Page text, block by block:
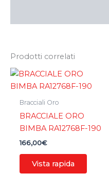
Prodotti correlati
Bracciali Oro
BRACCIALE ORO
BIMBA RA12768F-190
166,00€
Vista rapida